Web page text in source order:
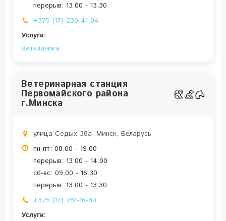
перерыв: 13.00 - 13.30
+375 (17) 230-41-04
Услуги:
Ветклиника
Ветеринарная станция
Первомайского района
г.Минска
улица Седых 38а, Минск, Беларусь
пн-пт: 08.00 - 19.00
перерыв: 13.00 - 14.00
сб-вс: 09.00 - 16.30
перерыв: 13.00 - 13.30
+375 (17) 281-16-80
Услуги: